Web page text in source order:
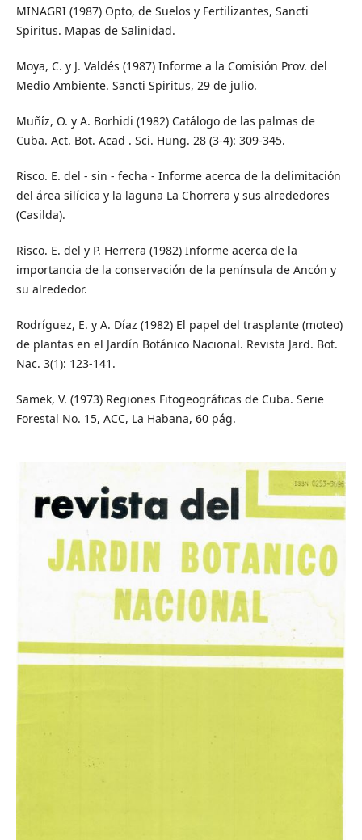
MINAGRI (1987) Opto, de Suelos y Fertilizantes, Sancti
Spiritus. Mapas de Salinidad.
Moya, C. y J. Valdés (1987) Informe a la Comisión Prov. del
Medio Ambiente. Sancti Spiritus, 29 de julio.
Muñíz, O. y A. Borhidi (1982) Catálogo de las palmas de
Cuba. Act. Bot. Acad . Sci. Hung. 28 (3-4): 309-345.
Risco. E. del - sin - fecha - Informe acerca de la delimitación
del área silícica y la laguna La Chorrera y sus alrededores
(Casilda).
Risco. E. del y P. Herrera (1982) Informe acerca de la
importancia de la conservación de la península de Ancón y
su alrededor.
Rodríguez, E. y A. Díaz (1982) El papel del trasplante (moteo)
de plantas en el Jardín Botánico Nacional. Revista Jard. Bot.
Nac. 3(1): 123-141.
Samek, V. (1973) Regiones Fitogeográficas de Cuba. Serie
Forestal No. 15, ACC, La Habana, 60 pág.